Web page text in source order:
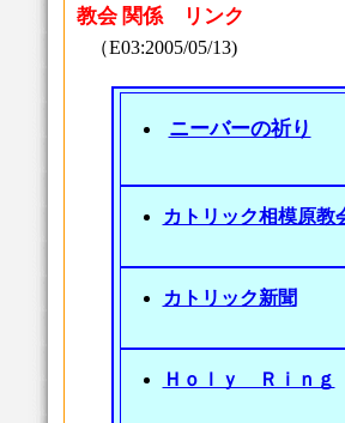
教会 関係 リンク
（E03:2005/05/13)
ニーバーの祈り
カトリック相模原教
カトリック新聞
Ｈｏｌｙ Ｒｉｎｇ